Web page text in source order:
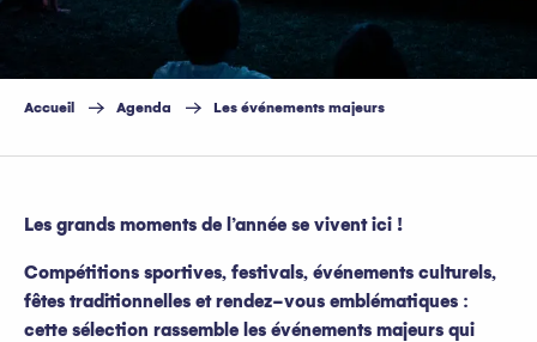
Accueil Agenda Les événements majeurs
Les grands moments de l’année se vivent ici !
Compétitions sportives, festivals, événements culturels,
fêtes traditionnelles et rendez-vous emblématiques :
cette sélection rassemble les événements majeurs qui